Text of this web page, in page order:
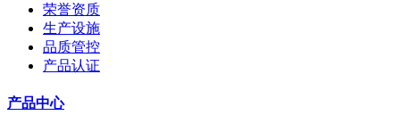
荣誉资质
生产设施
品质管控
产品认证
产品中心